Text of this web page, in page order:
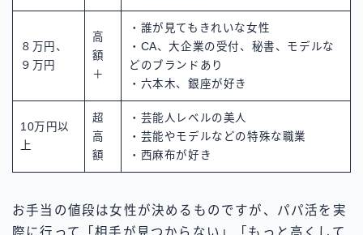
８万円、
９万円
高
額
＋
・誰が見てもきれいな女性
・CA、大企業の受付、秘書、モデルな
どのブランドあり
・六本木、銀座が好き
10万円以
上
超
高
額
・芸能人レベルの美人
・芸能やモデルなどの特殊な職業
・西麻布が好き
お手当の値段は女性が決めるものですが、パパ活を実